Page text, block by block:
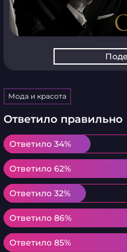
Мода и красота
Ответило правильно
Ответило 34%
Ответило 34%
Ответило 62%
Ответило 62%
Ответило 32%
Ответило 32%
Ответило 86%
Ответило 86%
Ответило 85%
Ответило 85%